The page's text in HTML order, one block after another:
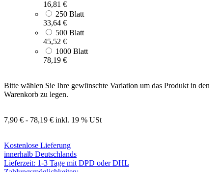
16,81 €
250 Blatt
33,64 €
500 Blatt
45,52 €
1000 Blatt
78,19 €
Bitte wählen Sie Ihre gewünschte Variation um das Produkt in den
Warenkorb zu legen.
7,90 € - 78,19 € inkl. 19 % USt
Kostenlose Lieferung
innerhalb Deutschlands
Lieferzeit: 1-3 Tage mit DPD oder DHL